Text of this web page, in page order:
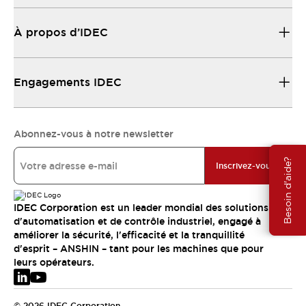
Besoin d'aide?
À propos d’IDEC
Engagements IDEC
Abonnez-vous à notre newsletter
Inscrivez-vous
IDEC Corporation est un leader mondial des solutions
d'automatisation et de contrôle industriel, engagé à
améliorer la sécurité, l'efficacité et la tranquillité
d'esprit – ANSHIN – tant pour les machines que pour
leurs opérateurs.